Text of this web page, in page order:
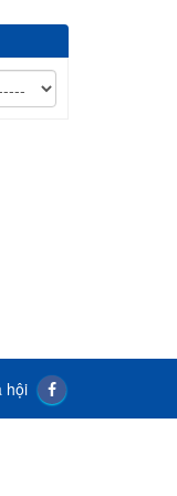
bệnh
hội